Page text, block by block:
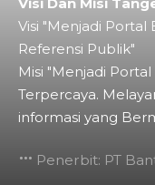
Visi Dan Misi
Visi "Menjadi
Referensi Publik"
Misi "Menjadi
Terpercaya.
informasi yang
Penerbit: PT